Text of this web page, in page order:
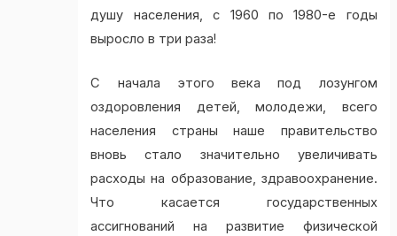
душу населения, с 1960 по 1980-е годы
выросло в три раза!
С начала этого века под лозунгом
оздоровления детей, молодежи, всего
населения страны наше правительство
вновь стало значительно увеличивать
расходы на образование, здравоохранение.
Что касается государственных
ассигнований на развитие физической